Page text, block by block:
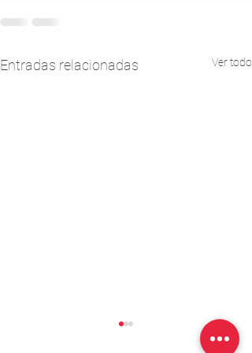
Entradas relacionadas Ver todo